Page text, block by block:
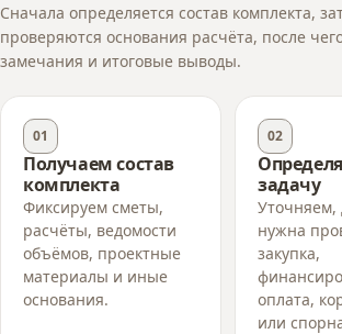
Сначала определяется состав комплекта,
проверяются основания расчёта, после
замечания и итоговые выводы.
01
Получаем состав
комплекта
Фиксируем сметы,
расчёты, ведомости
объёмов, проектные
материалы и иные
основания.
02
задачу
Уточняем,
нужна
закупка,
оплата,
или